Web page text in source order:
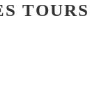
TOURS